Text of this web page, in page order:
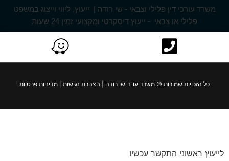
משרד עורכי דין פלילי וצבאי - שי רודה | ייעוץ, ליווי וייצוג במשפט
פלילי או צבאי - ייעוץ דיסקרטי ומקצועי זמין 24 שעות
כל הזכויות שמורות © משרד עו"ד שי רודה הצהרת נגישות מדיניות פרטיות
לייעוץ ראשוני התקשר עכשיו